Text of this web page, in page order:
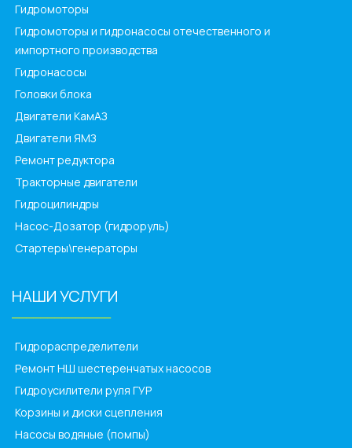
Гидромоторы
Гидромоторы и гидронасосы отечественного и
импортного производства
Гидронасосы
Головки блока
Двигатели КамАЗ
Двигатели ЯМЗ
Ремонт редуктора
Тракторные двигатели
Гидроцилиндры
Насос-Дозатор (гидроруль)
Стартеры\генераторы
НАШИ УСЛУГИ
Гидрораспределители
Ремонт НШ шестеренчатых насосов
Гидроусилители руля ГУР
Корзины и диски сцепления
Насосы водяные (помпы)